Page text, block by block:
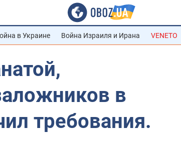
в Украине Война Израиля и Ирана VENETO
в
требования.